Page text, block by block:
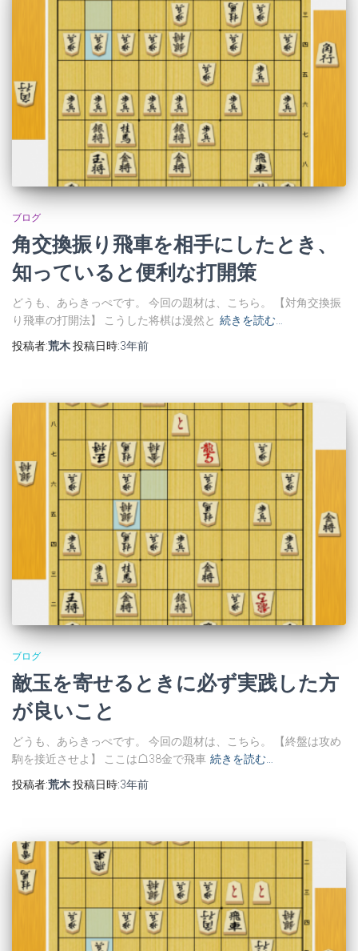
ブログ
角交換振り飛車を相手にしたとき、
知っていると便利な打開策
どうも、あらきっぺです。 今回の題材は、こちら。 【対角交換振
り飛車の打開法】 こうした将棋は漫然と 続きを読む…
投稿者:荒木投稿日時:3年前
ブログ
敵玉を寄せるときに必ず実践した方
が良いこと
どうも、あらきっぺです。 今回の題材は、こちら。 【終盤は攻め
駒を接近させよ】 ここは☖38金で飛車 続きを読む…
投稿者:荒木投稿日時:3年前